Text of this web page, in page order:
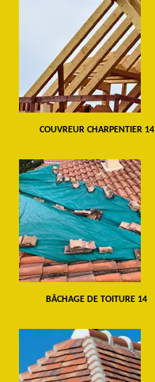
COUVREUR CHARPENTIER 14
BÂCHAGE DE TOITURE 14